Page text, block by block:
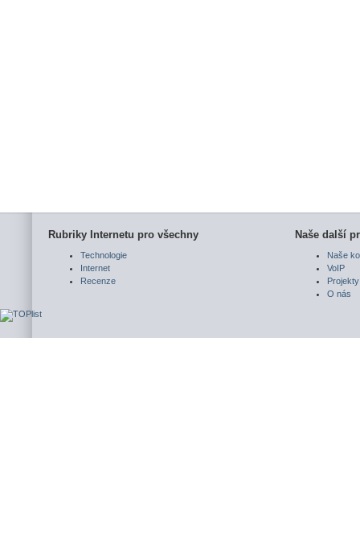
Rubriky Internetu pro všechny
Technologie
Internet
Recenze
Naše další
Naše
VoIP
Projekty
O nás